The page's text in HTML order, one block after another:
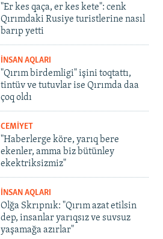
"Er kes qaça, er kes kete": cenk
Qırımdaki Rusiye turistlerine nasıl
barıp yetti
İNSAN AQLARI
"Qırım birdemligi" işini toqtattı,
tintüv ve tutuvlar ise Qırımda daa
çoq oldı
CEMİYET
"Haberlerge köre, yarıq bere
ekenler, amma biz bütünley
ekektriksizmiz"
İNSAN AQLARI
Olğa Skrıpnık: "Qırım azat etilsin
dep, insanlar yarıqsız ve suvsuz
yaşamağa azırlar"